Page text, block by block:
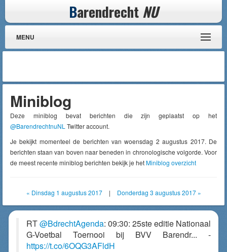
Barendrecht NU
MENU
Miniblog
Deze miniblog bevat berichten die zijn geplaatst op het
@BarendrechtnuNL Twitter account.
Je bekijkt momenteel de berichten van woensdag 2 augustus 2017. De
berichten staan van boven naar beneden in chronologische volgorde. Voor
de meest recente miniblog berichten bekijk je hetMiniblog overzicht
« Dinsdag 1 augustus 2017 | Donderdag 3 augustus 2017 »
RT@BdrechtAgenda: 09:30: 25ste editie Nationaal
G-Voetbal Toernooi bij BVV Barendr... -
https://t.co/6OQG3AFldH